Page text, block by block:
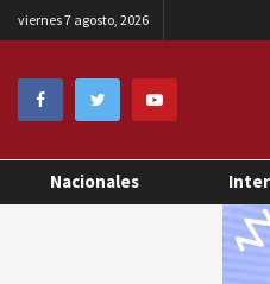
viernes 7 agosto, 2026
Nacionales